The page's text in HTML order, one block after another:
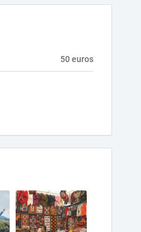
50 euros